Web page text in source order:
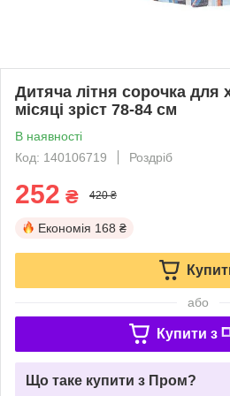
Дитяча літня сорочка для
місяці зріст 78-84 см
В наявності
Код: 140106719
Роздріб
252 ₴ 420 ₴
Економія 168 ₴
або
Купити з
Що таке купити з Пром?